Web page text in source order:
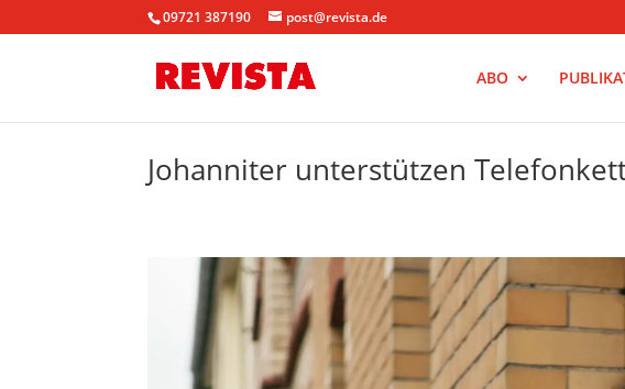
09721 387190 post@revista.de
ABO
Johanniter unterstützen